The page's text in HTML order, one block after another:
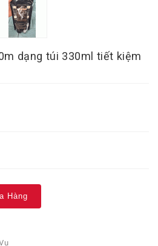
dạng túi 330ml tiết kiệm
Hàng